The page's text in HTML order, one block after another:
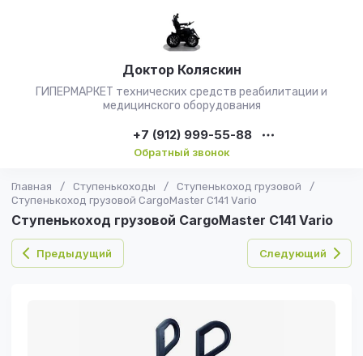
Доктор Коляскин
ГИПЕРМАРКЕТ технических средств реабилитации и
медицинского оборудования
+7 (912) 999-55-88
Обратный звонок
Главная / Ступенькоходы / Ступенькоход грузовой
/
Ступенькоход грузовой CargoMaster C141 Vario
Ступенькоход грузовой CargoMaster C141 Vario
Предыдущий Следующий